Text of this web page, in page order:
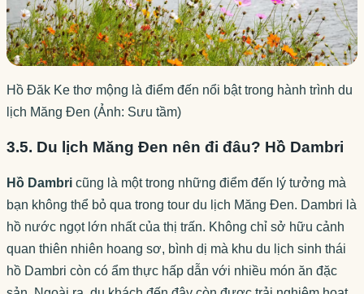
Hồ Đăk Ke thơ mộng là điểm đến nổi bật trong hành trình du
lịch Măng Đen (Ảnh: Sưu tầm)
3.5. Du lịch Măng Đen nên đi đâu? Hồ Dambri
Hồ Dambri cũng là một trong những điểm đến lý tưởng mà
bạn không thể bỏ qua trong tour du lịch Măng Đen. Dambri là
hồ nước ngọt lớn nhất của thị trấn. Không chỉ sở hữu cảnh
quan thiên nhiên hoang sơ, bình dị mà khu du lịch sinh thái
hồ Dambri còn có ẩm thực hấp dẫn với nhiều món ăn đặc